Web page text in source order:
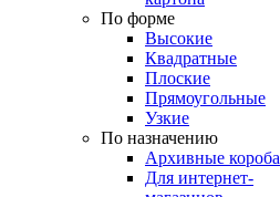
По форме
Высокие
Квадратные
Плоские
Прямоугольные
Узкие
По назначению
Архивные короба
Для интернет-